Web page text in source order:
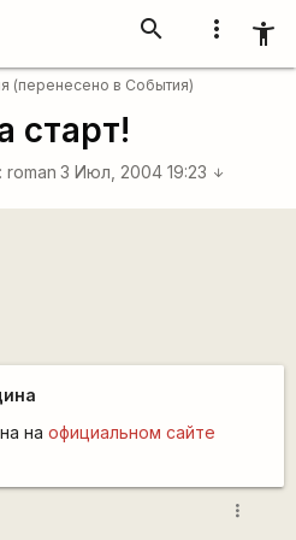
more_vert accessibility_new
search
(перенесено в События)
старт!
roman 3 Июл, 2004 19:23 arrow_downward
на официальном сайте
more_vert